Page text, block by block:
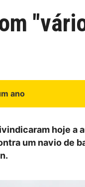
ano
hoje a
um navio de